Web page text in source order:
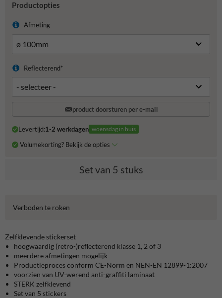
Productopties
Afmeting
Reflecterend*
product doorsturen per e-mail
Levertijd:1-2 werkdagen woensdag in huis
Volumekorting? Bekijk de opties
Set van 5 stuks
Verboden te roken
Zelfklevende stickerset
hoogwaardig (retro-)reflecterend klasse 1, 2 of 3
meerdere afmetingen mogelijk
Productieproces conform CE-Norm en NEN-EN 12899-1:2007
voorzien van UV-werend anti-graffiti laminaat
STERK zelfklevend
Set van 5 stickers